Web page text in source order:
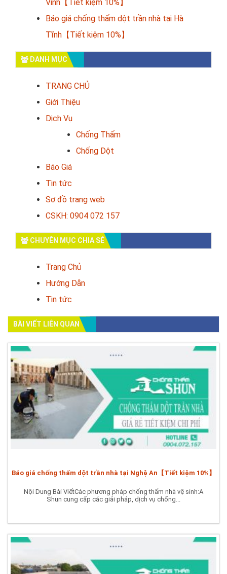
Vinh【Tiết kiệm 10%】
Báo giá chống thấm dột trần nhà tại Hà
Tĩnh【Tiết kiệm 10%】
DANH MỤC
TRANG CHỦ
Giới Thiệu
Dịch Vụ
Chống Thấm
Chống Dột
Báo Giá
Tin tức
Sơ đồ trang web
CSKH: 0904 072 157
CHUYÊN MỤC CHIA SẺ
Trang Chủ
Hướng Dẫn
Tin tức
BÀI VIẾT LIÊN QUAN
Báo giá chống thấm dột trần nhà tại Nghệ An【Tiết kiệm 10%】
Nội Dung Bài ViếtCác phương pháp chống thấm nhà vệ sinh:A
Shun cung cấp các giải pháp, dịch vụ chống...